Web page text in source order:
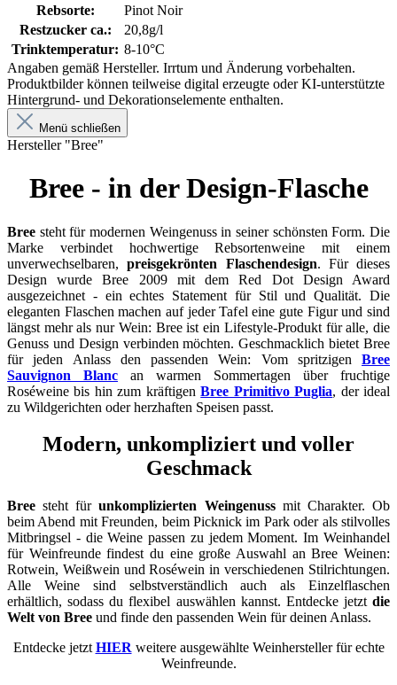
Rebsorte:
Pinot Noir
Restzucker ca.:
20,8g/l
Trinktemperatur: 8-10°C
Angaben gemäß Hersteller. Irrtum und Änderung vorbehalten.
Produktbilder können teilweise digital erzeugte oder KI-unterstützte
Hintergrund- und Dekorationselemente enthalten.
Menü schließen
Hersteller "Bree"
Bree - in der Design-Flasche
Bree steht für modernen Weingenuss in seiner schönsten Form. Die
Marke verbindet hochwertige Rebsortenweine mit einem
unverwechselbaren,preisgekrönten Flaschendesign. Für dieses
Design wurde Bree 2009 mit dem Red Dot Design Award
ausgezeichnet - ein echtes Statement für Stil und Qualität. Die
eleganten Flaschen machen auf jeder Tafel eine gute Figur und sind
längst mehr als nur Wein: Bree ist ein Lifestyle-Produkt für alle, die
Genuss und Design verbinden möchten. Geschmacklich bietet Bree
für jeden Anlass den passenden Wein: Vom spritzigen Bree
Sauvignon Blanc an warmen Sommertagen über fruchtige
Roséweine bis hin zum kräftigenBree Primitivo Puglia, der ideal
zu Wildgerichten oder herzhaften Speisen passt.
Modern, unkompliziert und voller
Geschmack
Bree steht fürunkomplizierten Weingenussmit Charakter. Ob
beim Abend mit Freunden, beim Picknick im Park oder als stilvolles
Mitbringsel - die Weine passen zu jedem Moment. Im Weinhandel
für Weinfreunde findest du eine große Auswahl an Bree Weinen:
Rotwein, Weißwein und Roséwein in verschiedenen Stilrichtungen.
Alle Weine sind selbstverständlich auch als Einzelflaschen
erhältlich, sodass du flexibel auswählen kannst. Entdecke jetzt die
Welt von Bree und finde den passenden Wein für deinen Anlass.
Entdecke jetzt HIER weitere ausgewählte Weinhersteller für echte
Weinfreunde.